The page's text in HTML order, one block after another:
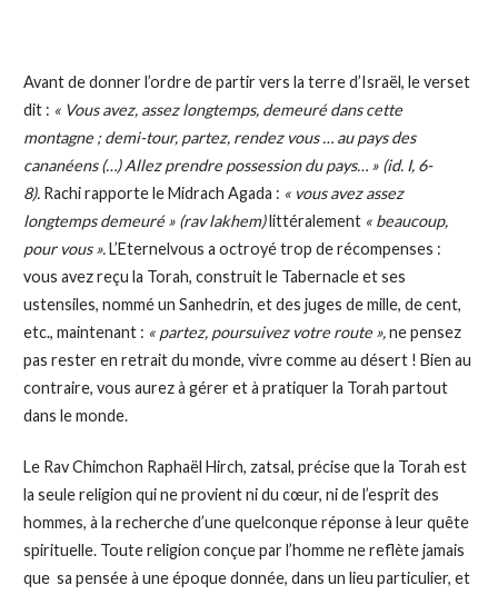
Avant de donner l’ordre de partir vers la terre d’Israël, le verset
dit : « Vous avez, assez longtemps, demeuré dans cette
montagne ; demi-tour, partez, rendez vous … au pays des
cananéens (…) Allez prendre possession du pays… » (id. I, 6-
8).Rachi rapporte le Midrach Agada : « vous avez assez
longtemps demeuré » (rav lakhem)littéralement« beaucoup,
pour vous ».L’Eternelvous a octroyé trop de récompenses :
vous avez reçu la Torah, construit le Tabernacle et ses
ustensiles, nommé un Sanhedrin, et des juges de mille, de cent,
etc., maintenant : « partez, poursuivez votre route »,ne pensez
pas rester en retrait du monde, vivre comme au désert ! Bien au
contraire, vous aurez à gérer et à pratiquer la Torah partout
dans le monde.
Le Rav Chimchon Raphaël Hirch, zatsal, précise que la Torah est
la seule religion qui ne provient ni du cœur, ni de l’esprit des
hommes, à la recherche d’une quelconque réponse à leur quête
spirituelle. Toute religion conçue par l’homme ne reflète jamais
que sa pensée à une époque donnée, dans un lieu particulier, et